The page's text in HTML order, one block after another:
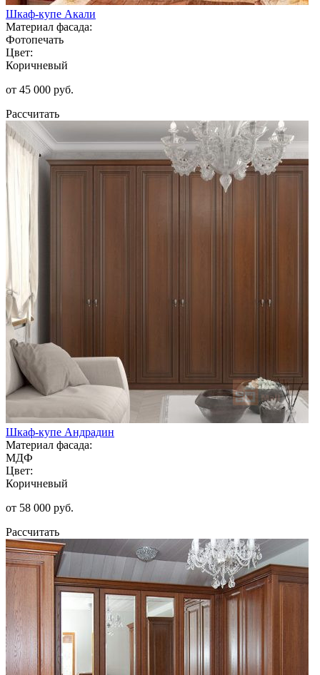
Шкаф-купе Акали
Материал фасада:
Фотопечать
Цвет:
Коричневый
от 45 000 руб.
Рассчитать
Шкаф-купе Андрадин
Материал фасада:
МДФ
Цвет:
Коричневый
от 58 000 руб.
Рассчитать